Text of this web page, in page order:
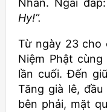
Nhân. Ngài đáp:
Hy!”.
Từ ngày 23 cho
Niệm Phật
lần cuối. Đến
Tăng già lê,
bên phải, mặt